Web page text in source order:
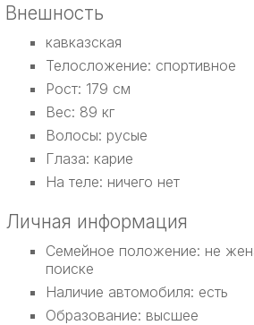
Внешность
кавказская
Телосложение: спортивное
Рост: 179 см
Вес: 89 кг
Волосы: русые
Глаза: карие
На теле: ничего нет
Личная информация
Семейное положение: не
поиске
Наличие автомобиля: есть
Образование: высшее